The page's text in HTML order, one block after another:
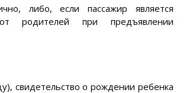
либо, если пассажир является
родителей при предъявлении
свидетельство о рождении ребенка